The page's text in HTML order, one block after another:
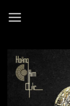
đến